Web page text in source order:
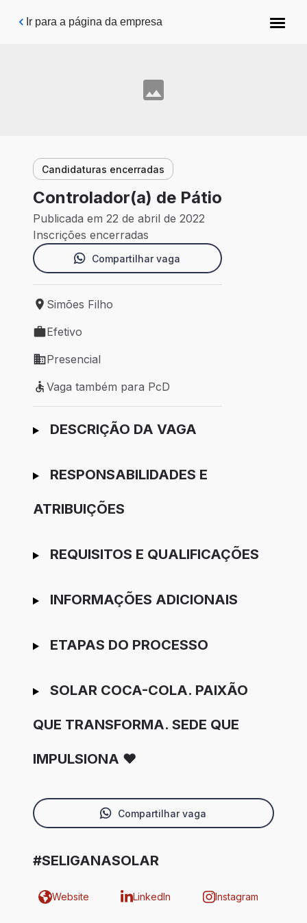
Pular para o conteúdo principal
Ir para a página da empresa
Candidaturas encerradas
Controlador(a) de Pátio
Publicada em 22 de abril de 2022
Inscrições encerradas
Compartilhar vaga
Local de trabalho: Simões Filho
Simões Filho
Tipo de vaga: Efetivo
Efetivo
Modelo de trabalho: Presencial
Presencial
Vaga também para PcD
Vaga também para PcD
Ir para candidatura
DESCRIÇÃO DA VAGA
RESPONSABILIDADES E
ATRIBUIÇÕES
REQUISITOS E QUALIFICAÇÕES
INFORMAÇÕES ADICIONAIS
ETAPAS DO PROCESSO
SOLAR COCA-COLA. PAIXÃO
QUE TRANSFORMA. SEDE QUE
IMPULSIONA ❤️
Compartilhar vaga
#SELIGANASOLAR
Website LinkedIn Instagram